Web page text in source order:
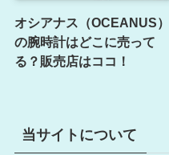
オシアナス（OCEANUS）
の腕時計はどこに売って
る？販売店はココ！
当サイトについて